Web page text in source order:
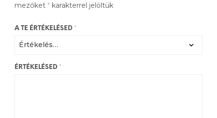
mezőket * karakterrel jelöltük
A TE ÉRTÉKELÉSED *
ÉRTÉKELÉSED *